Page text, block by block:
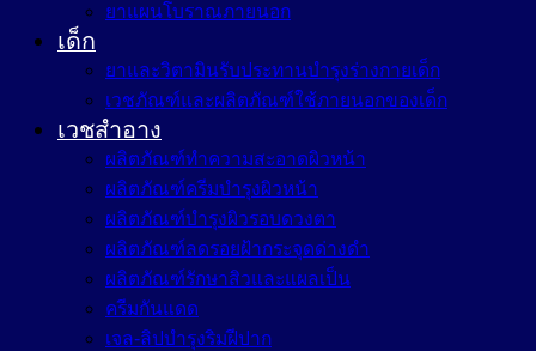
ยาแผนโบราณภายนอก
เด็ก
ยาและวิตามินรับประทานบำรุงร่างกายเด็ก
เวชภัณฑ์และผลิตภัณฑ์ใช้ภายนอกของเด็ก
เวชสำอาง
ผลิตภัณฑ์ทำความสะอาดผิวหน้า
ผลิตภัณฑ์ครีมบำรุงผิวหน้า
ผลิตภัณฑ์บำรุงผิวรอบดวงตา
ผลิตภัณฑ์ลดรอยฝ้ากระจุดด่างดำ
ผลิตภัณฑ์รักษาสิวและแผลเป็น
ครีมกันแดด
เจล-ลิปบำรุงริมฝีปาก